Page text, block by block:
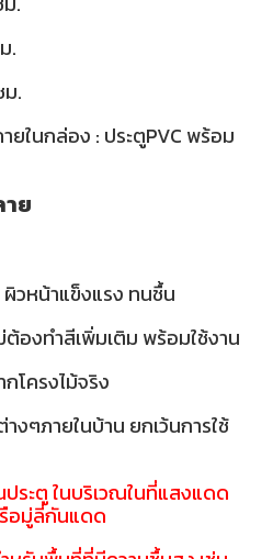
.
.
ในกล่อง : ประตูPVC พร้อม
ย
วหน้าแข็งแรง ทนชื้น
องทำสีเพิ่มเติม พร้อมใช้งาน
โครงไม้จริง
งๆภายในบ้าน ยกเว้นการใช้
ระตู ในบริเวณในที่แสงแดด
อมู่ลี่กันแดด